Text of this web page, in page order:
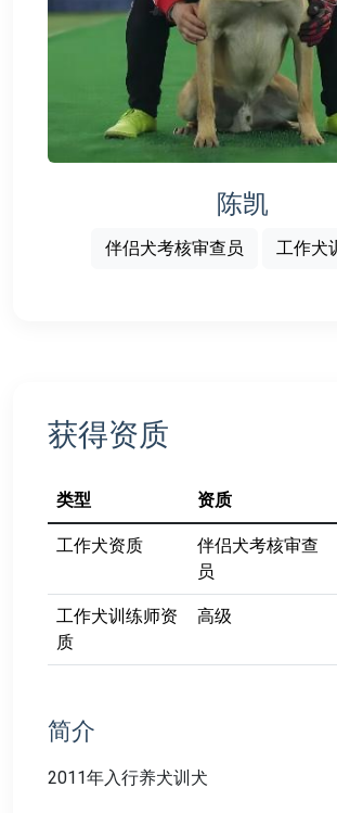
陈凯
伴侣犬考核审查员 工作犬
获得资质
类型 资质
工作犬资质
伴侣犬考核审查
员
工作犬训练师资
质
高级
简介
2011年入行养犬训犬